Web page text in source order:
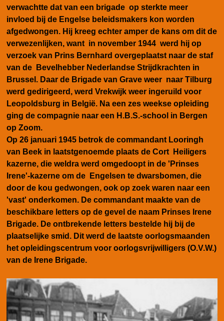
verwachtte dat van een brigade op sterkte meer
invloed bij de Engelse beleidsmakers kon worden
afgedwongen. Hij kreeg echter amper de kans om dit de
verwezenlijken, want in november 1944 werd hij op
verzoek van Prins Bernhard overgeplaatst naar de staf
van de Bevelhebber Nederlandse Strijdkrachten in
Brussel. Daar de Brigade van Grave weer naar Tilburg
werd gedirigeerd, werd Vrekwijk weer ingeruild voor
Leopoldsburg in België. Na een zes weekse opleiding
ging de compagnie naar een H.B.S.-school in Bergen
op Zoom.
Op 26 januari 1945 betrok de commandant Looringh
van Beek in laatstgenoemde plaats de Cort Heiligers
kazerne, die weldra werd omgedoopt in de 'Prinses
Irene'-kazerne om de Engelsen te dwarsbomen, die
door de kou gedwongen, ook op zoek waren naar een
'vast' onderkomen. De commandant maakte van de
beschikbare letters op de gevel de naam Prinses Irene
Brigade. De ontbrekende letters bestelde hij bij de
plaatselijke smid. Dit werd de laatste oorlogsmaanden
het opleidingscentrum voor oorlogsvrijwilligers (O.V.W.)
van de Irene Brigade.